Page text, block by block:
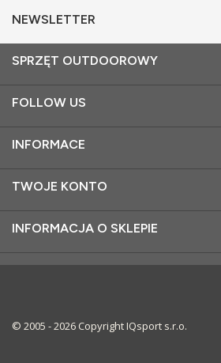
NEWSLETTER
SPRZĘT OUTDOOROWY
FOLLOW US
INFORMACE
TWOJE KONTO
INFORMACJA O SKLEPIE
© 2005 - 2026 Copyright IQsport s.r.o.